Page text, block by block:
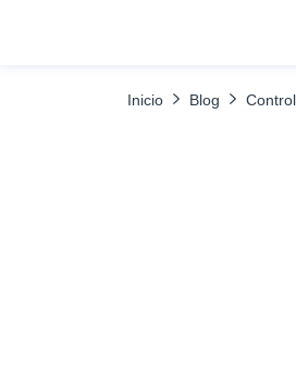
Inicio Blog
1. uMobix -